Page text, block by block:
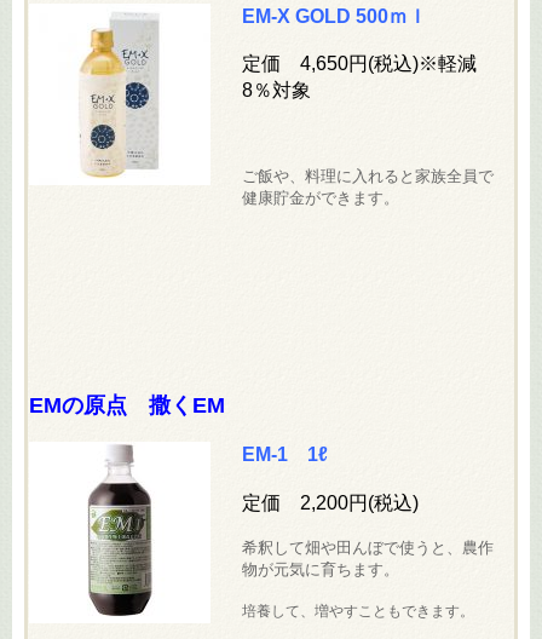
EM-X GOLD 500ｍｌ
定価 4,650円(税込)※軽減
8％対象
ご飯や、料理に入れると家族全員で
健康貯金ができます。
EMの原点 撒くEM
EM-1 1ℓ
定価 2,200円(税込)
希釈して畑や田んぼで使うと、農作
物が元気に育ちます。
培養して、増やすこともできます。